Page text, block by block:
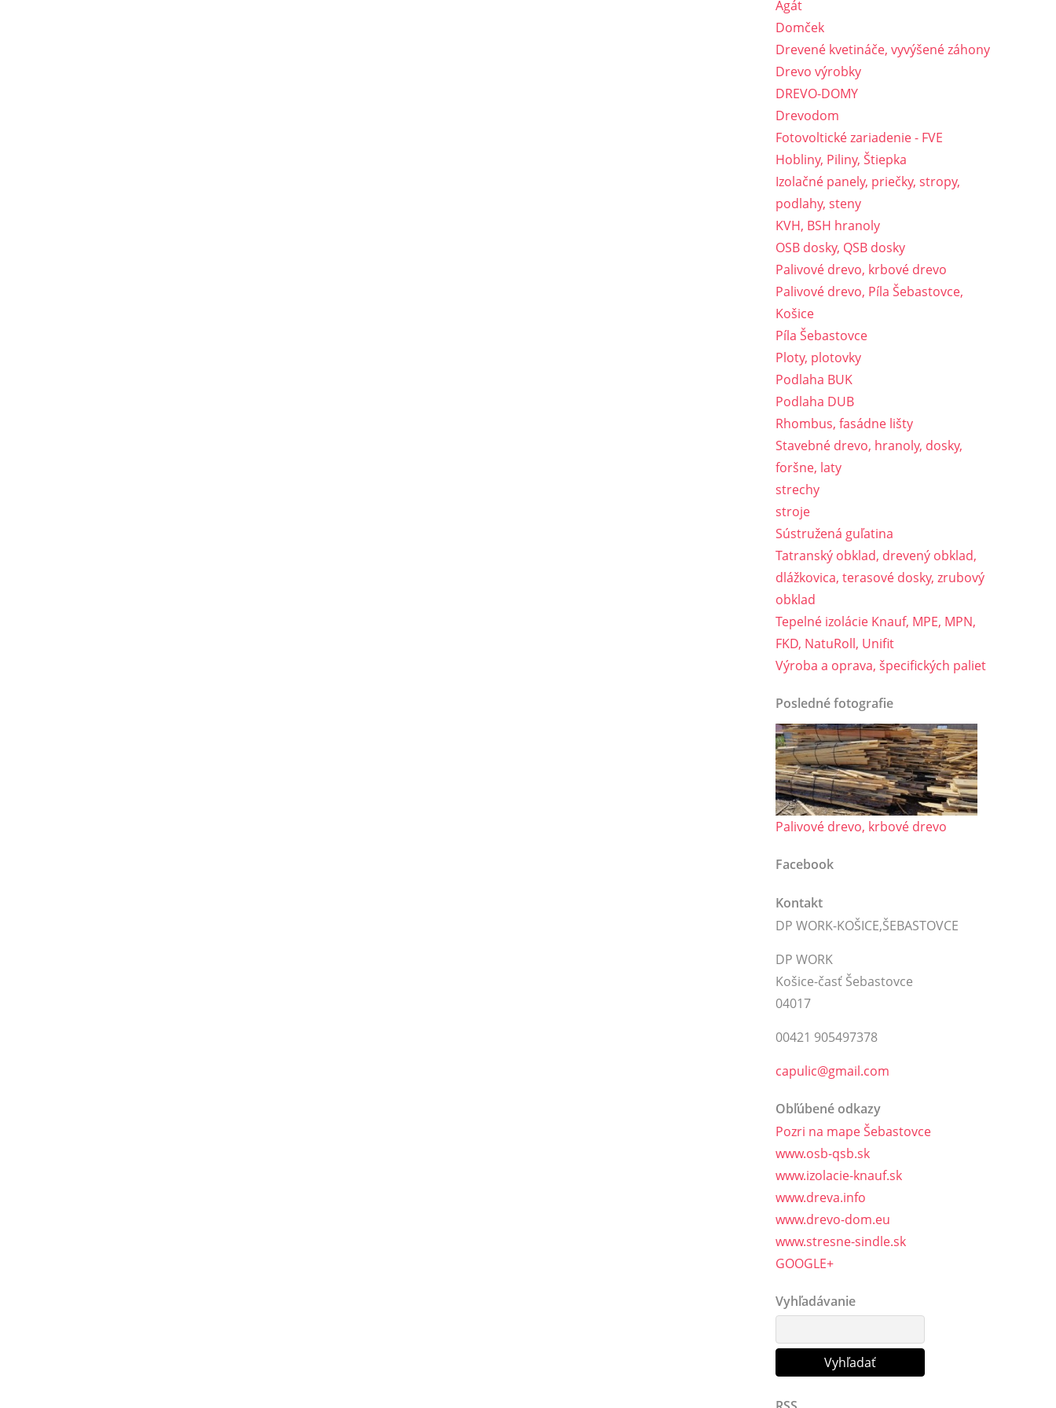
Agát
Domček
Drevené kvetináče, vyvýšené záhony
Drevo výrobky
DREVO-DOMY
Drevodom
Fotovoltické zariadenie - FVE
Hobliny, Piliny, Štiepka
Izolačné panely, priečky, stropy,
podlahy, steny
KVH, BSH hranoly
OSB dosky, QSB dosky
Palivové drevo, krbové drevo
Palivové drevo, Píla Šebastovce,
Košice
Píla Šebastovce
Ploty, plotovky
Podlaha BUK
Podlaha DUB
Rhombus, fasádne lišty
Stavebné drevo, hranoly, dosky,
foršne, laty
strechy
stroje
Sústružená guľatina
Tatranský obklad, drevený obklad,
dlážkovica, terasové dosky, zrubový
obklad
Tepelné izolácie Knauf, MPE, MPN,
FKD, NatuRoll, Unifit
Výroba a oprava, špecifických paliet
Posledné fotografie
Palivové drevo, krbové drevo
Facebook
Kontakt
DP WORK-KOŠICE,ŠEBASTOVCE
DP WORK
Košice-časť Šebastovce
04017
00421 905497378
capulic@gmail.com
Obľúbené odkazy
Pozri na mape Šebastovce
www.osb-qsb.sk
www.izolacie-knauf.sk
www.dreva.info
www.drevo-dom.eu
www.stresne-sindle.sk
GOOGLE+
Vyhľadávanie